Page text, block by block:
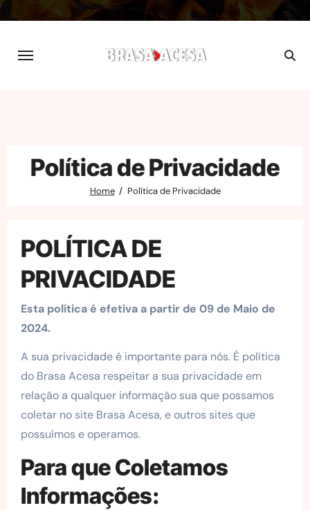
Skip
content
Política de Privacidade
Home Política de Privacidade
POLÍTICA DE
PRIVACIDADE
Esta política é efetiva a partir de 09 de Maio de
2024.
A sua privacidade é importante para nós. É política
do Brasa Acesa respeitar a sua privacidade em
relação a qualquer informação sua que possamos
coletar no site Brasa Acesa, e outros sites que
possuímos e operamos.
Para que Coletamos
Informações: